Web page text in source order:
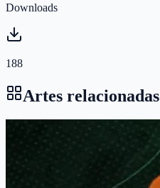
Downloads
188
Artes relacionadas